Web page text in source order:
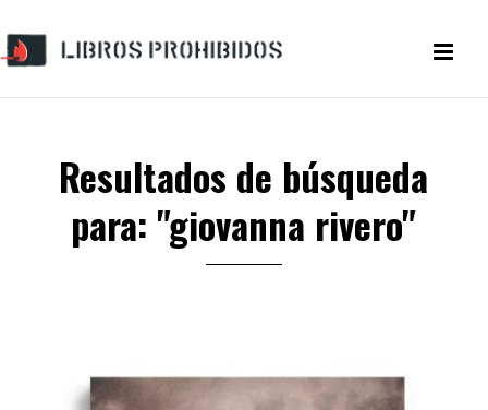
Resultados de búsqueda
para: "giovanna rivero"